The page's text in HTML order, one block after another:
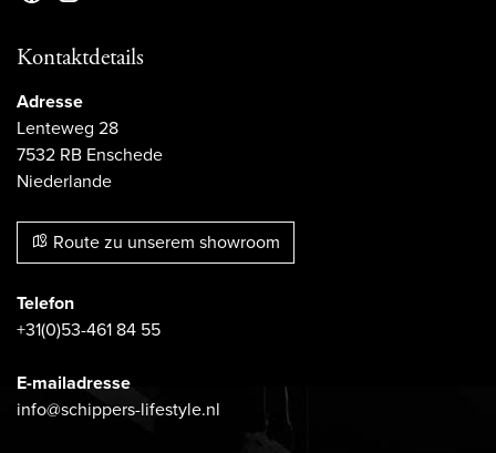
Kontaktdetails
Adresse
Lenteweg 28
7532 RB Enschede
Niederlande
Route zu unserem showroom
Telefon
+31(0)53-461 84 55
E-mailadresse
info@schippers-lifestyle.nl